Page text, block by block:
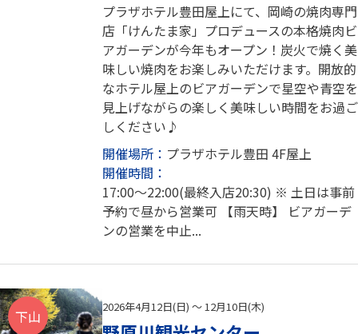
プラザホテル豊田屋上にて、岡崎の焼肉専門
店「けんたま家」プロデュースの本格焼肉ビ
アガーデンが今年もオープン！炭火で焼く美
味しい焼肉をお楽しみいただけます。開放的
なホテル屋上のビアガーデンで星空や青空を
見上げながらの楽しく美味しい時間をお過ご
しください♪
開催場所： プラザホテル豊田 4F屋上
開催時間：
17:00～22:00(最終入店20:30) ※ 土日は事前
予約で昼から営業可 【雨天時】 ビアガーデ
ンの営業を中止...
下山
2026年4月12日(日) ～ 12月10日(木)